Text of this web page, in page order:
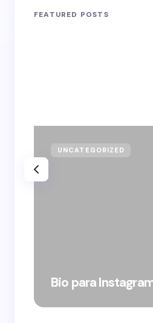
FEATURED POSTS
UNCATEGORIZED
Bio para